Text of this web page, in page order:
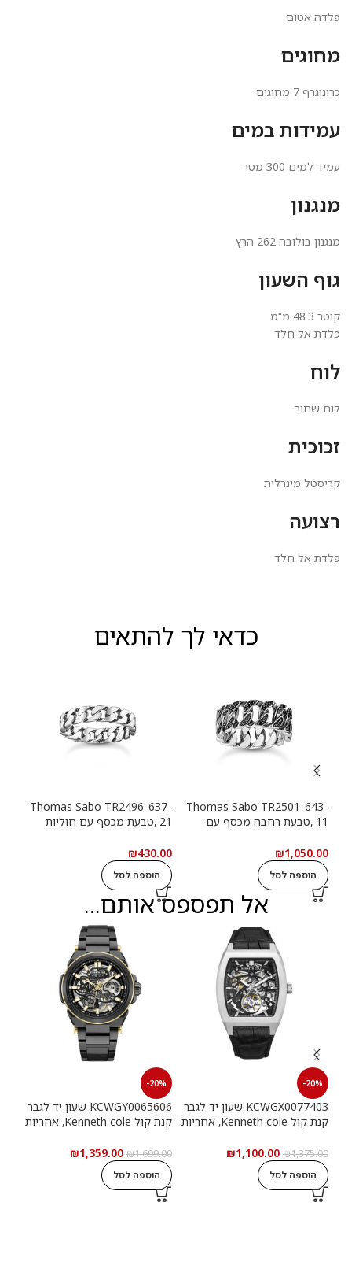
פלדה אטום
מחוגים
כרונוגרף 7 מחוגים
עמידות במים
עמיד למים 300 מטר
מנגנון
מנגנון בולובה 262 הרץ
גוף השעון
קוטר 48.3 מ"מ
פלדת אל חלד
לוח
לוח שחור
זכוכית
קריסטל מינרלית
רצועה
פלדת אל חלד
כדאי לך להתאים
Thomas Sabo TR2501-643-
11 ,טבעת רחבה מכסף עם
₪1,050.00
הוספה לסל
Thomas Sabo TR2496-637-
21 ,טבעת מכסף עם חוליות
₪430.00
הוספה לסל
אל תפספס אותם...
-20%
KCWGX0077403 שעון יד לגבר
קנת קול Kenneth cole, אחריות
₪1,375.00
₪1,100.00
הוספה לסל
-20%
KCWGY0065606 שעון יד לגבר
קנת קול Kenneth cole, אחריות
₪1,699.00
₪1,359.00
הוספה לסל